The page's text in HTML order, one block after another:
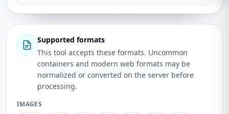
Supported formats
This tool accepts these formats. Uncommon
containers and modern web formats may be
normalized or converted on the server before
processing.
IMAGES